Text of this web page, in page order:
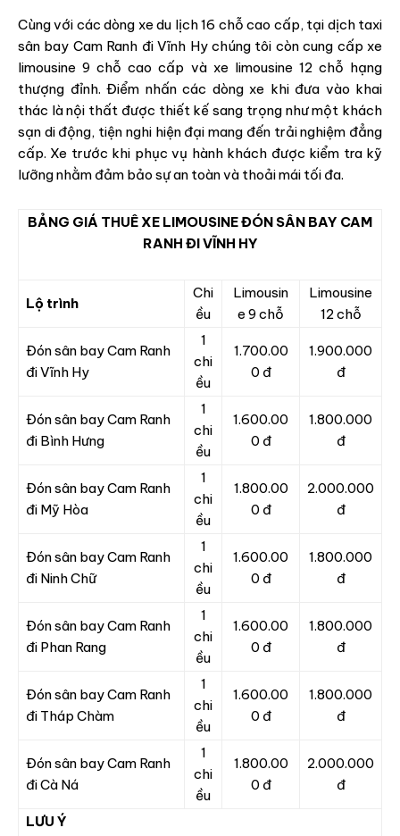
Cùng với các dòng xe du lịch 16 chỗ cao cấp, tại dịch taxi
sân bay Cam Ranh đi Vĩnh Hy chúng tôi còn cung cấp xe
limousine 9 chỗ cao cấp và xe limousine 12 chỗ hạng
thượng đỉnh. Điểm nhấn các dòng xe khi đưa vào khai
thác là nội thất được thiết kế sang trọng như một khách
sạn di động, tiện nghi hiện đại mang đến trải nghiệm đẳng
cấp. Xe trước khi phục vụ hành khách được kiểm tra kỹ
lưỡng nhằm đảm bảo sự an toàn và thoải mái tối đa.
BẢNG GIÁ THUÊ XE LIMOUSINE ĐÓN SÂN BAY CAM
RANH ĐI VĨNH HY
Lộ trình
Chi
ều
Limousin
e 9 chỗ
Limousine
12 chỗ
Đón sân bay Cam Ranh
đi Vĩnh Hy
1
chi
ều
1.700.00
0 đ
1.900.000
đ
Đón sân bay Cam Ranh
đi Bình Hưng
1
chi
ều
1.600.00
0 đ
1.800.000
đ
Đón sân bay Cam Ranh
đi Mỹ Hòa
1
chi
ều
1.800.00
0 đ
2.000.000
đ
Đón sân bay Cam Ranh
đi Ninh Chữ
1
chi
ều
1.600.00
0 đ
1.800.000
đ
Đón sân bay Cam Ranh
đi Phan Rang
1
chi
ều
1.600.00
0 đ
1.800.000
đ
Đón sân bay Cam Ranh
đi Tháp Chàm
1
chi
ều
1.600.00
0 đ
1.800.000
đ
Đón sân bay Cam Ranh
đi Cà Ná
1
chi
ều
1.800.00
0 đ
2.000.000
đ
LƯU Ý